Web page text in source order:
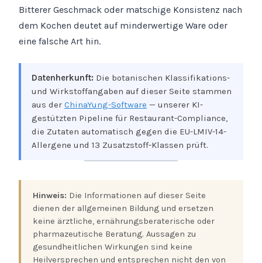
Bitterer Geschmack oder matschige Konsistenz nach
dem Kochen deutet auf minderwertige Ware oder
eine falsche Art hin.
Datenherkunft: Die botanischen Klassifikations-
und Wirkstoffangaben auf dieser Seite stammen
aus der ChinaYung-Software — unserer KI-
gestützten Pipeline für Restaurant-Compliance,
die Zutaten automatisch gegen die EU-LMIV-14-
Allergene und 13 Zusatzstoff-Klassen prüft.
Hinweis: Die Informationen auf dieser Seite
dienen der allgemeinen Bildung und ersetzen
keine ärztliche, ernährungsberaterische oder
pharmazeutische Beratung. Aussagen zu
gesundheitlichen Wirkungen sind keine
Heilversprechen und entsprechen nicht den von